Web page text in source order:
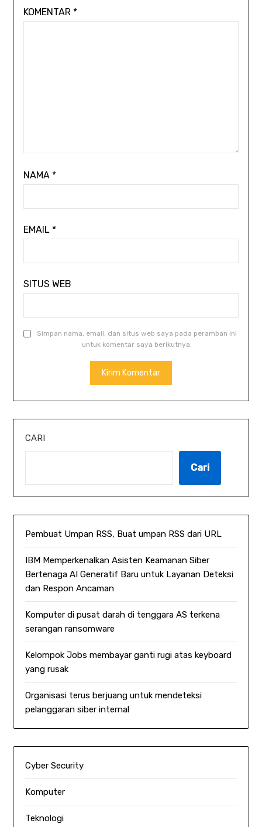
KOMENTAR *
NAMA *
EMAIL *
SITUS WEB
Simpan nama, email, dan situs web saya pada peramban ini
untuk komentar saya berikutnya.
CARI
Cari
Pembuat Umpan RSS, Buat umpan RSS dari URL
IBM Memperkenalkan Asisten Keamanan Siber
Bertenaga AI Generatif Baru untuk Layanan Deteksi
dan Respon Ancaman
Komputer di pusat darah di tenggara AS terkena
serangan ransomware
Kelompok Jobs membayar ganti rugi atas keyboard
yang rusak
Organisasi terus berjuang untuk mendeteksi
pelanggaran siber internal
Cyber Security
Komputer
Teknologi